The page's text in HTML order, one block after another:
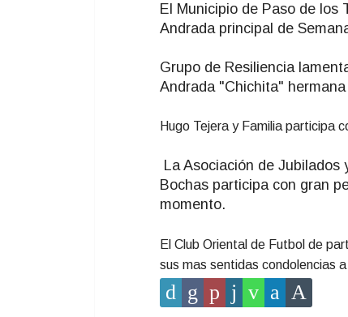
El Municipio de Paso de los
Andrada principal de
Grupo de Resiliencia
Andrada "Chichita"
Hugo Tejera y Familia participa
La Asociación de
Bochas participa con gran
momento.
El Club Oriental de Futbol de
sus mas sentidas condolencias